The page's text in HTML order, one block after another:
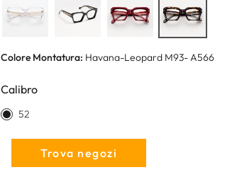
Colore Montatura: Havana-Leopard M93- A566
Calibro
52
Trova negozi